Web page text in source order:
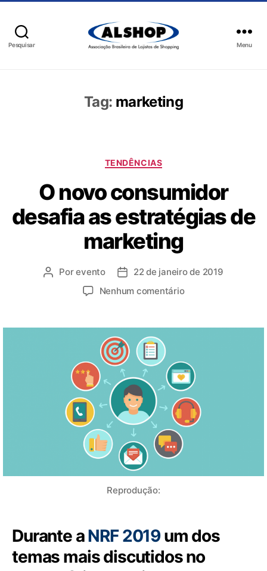
Pesquisar Menu
Tag: marketing
TENDÊNCIAS
O novo consumidor
desafia as estratégias de
marketing
Porevento
22 de janeiro de 2019
Nenhum comentário
Reprodução:
Durante aNRF 2019um dos
temas mais discutidos no